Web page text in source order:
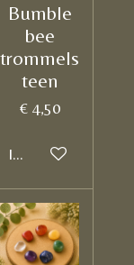
Bumble
bee
trommels
teen
€ 4,50
In winkelwagen